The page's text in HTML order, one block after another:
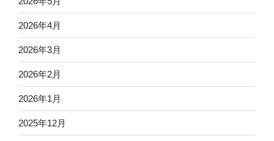
2026年4月
2026年3月
2026年2月
2026年1月
2025年12月